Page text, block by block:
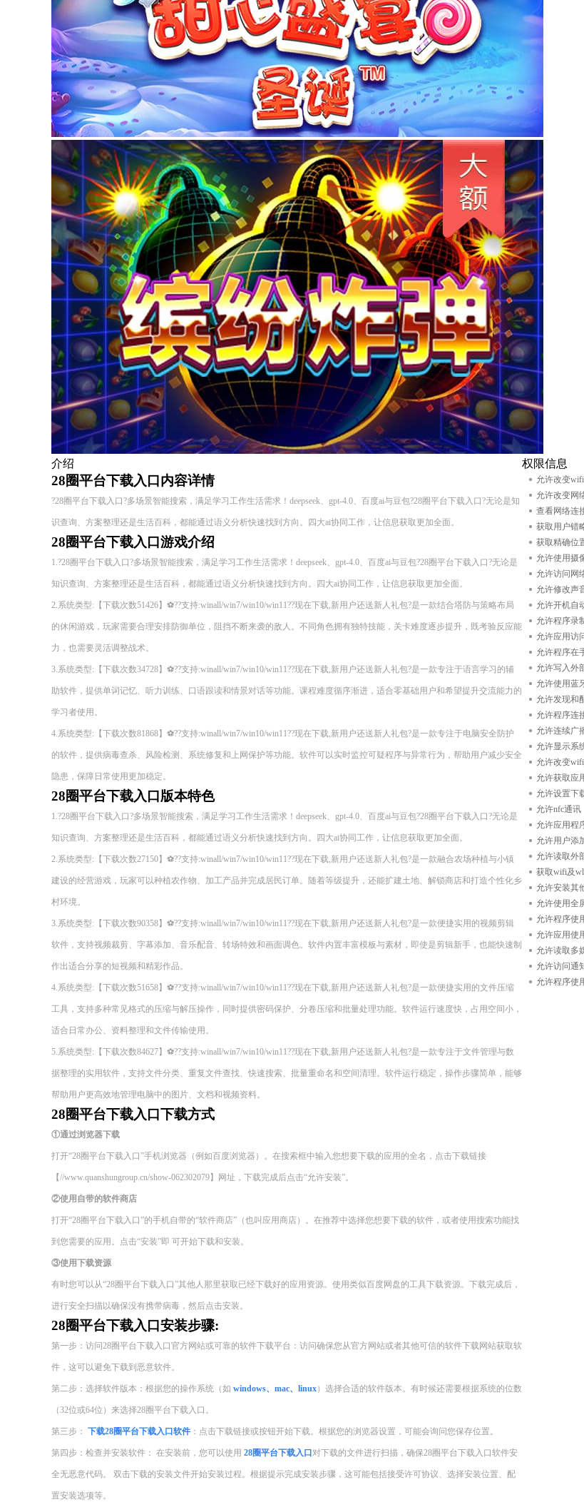
介绍
28圈平台下载入口内容详情
?28圈平台下载入口?多场景智能搜索，满足学习工作生活需求！deepseek、gpt-4.0、百度ai与豆包?28圈平台下载入口?无论是知
识查询、方案整理还是生活百科，都能通过语义分析快速找到方向。四大ai协同工作，让信息获取更加全面。
28圈平台下载入口游戏介绍
1.?28圈平台下载入口?多场景智能搜索，满足学习工作生活需求！deepseek、gpt-4.0、百度ai与豆包?28圈平台下载入口?无论是
知识查询、方案整理还是生活百科，都能通过语义分析快速找到方向。四大ai协同工作，让信息获取更加全面。
2.系统类型:【下载次数51426】⚽??支持:winall/win7/win10/win11??现在下载,新用户还送新人礼包?是一款结合塔防与策略布局
的休闲游戏，玩家需要合理安排防御单位，阻挡不断来袭的敌人。不同角色拥有独特技能，关卡难度逐步提升，既考验反应能
力，也需要灵活调整战术。
3.系统类型:【下载次数34728】⚽??支持:winall/win7/win10/win11??现在下载,新用户还送新人礼包?是一款专注于语言学习的辅
助软件，提供单词记忆、听力训练、口语跟读和情景对话等功能。课程难度循序渐进，适合零基础用户和希望提升交流能力的
学习者使用。
4.系统类型:【下载次数81868】⚽??支持:winall/win7/win10/win11??现在下载,新用户还送新人礼包?是一款专注于电脑安全防护
的软件，提供病毒查杀、风险检测、系统修复和上网保护等功能。软件可以实时监控可疑程序与异常行为，帮助用户减少安全
隐患，保障日常使用更加稳定。
28圈平台下载入口版本特色
1.?28圈平台下载入口?多场景智能搜索，满足学习工作生活需求！deepseek、gpt-4.0、百度ai与豆包?28圈平台下载入口?无论是
知识查询、方案整理还是生活百科，都能通过语义分析快速找到方向。四大ai协同工作，让信息获取更加全面。
2.系统类型:【下载次数27150】⚽??支持:winall/win7/win10/win11??现在下载,新用户还送新人礼包?是一款融合农场种植与小镇
建设的经营游戏，玩家可以种植农作物、加工产品并完成居民订单。随着等级提升，还能扩建土地、解锁商店和打造个性化乡
村环境。
3.系统类型:【下载次数90358】⚽??支持:winall/win7/win10/win11??现在下载,新用户还送新人礼包?是一款便捷实用的视频剪辑
软件，支持视频裁剪、字幕添加、音乐配音、转场特效和画面调色。软件内置丰富模板与素材，即使是剪辑新手，也能快速制
作出适合分享的短视频和精彩作品。
4.系统类型:【下载次数51658】⚽??支持:winall/win7/win10/win11??现在下载,新用户还送新人礼包?是一款便捷实用的文件压缩
工具，支持多种常见格式的压缩与解压操作，同时提供密码保护、分卷压缩和批量处理功能。软件运行速度快，占用空间小，
适合日常办公、资料整理和文件传输使用。
5.系统类型:【下载次数84627】⚽??支持:winall/win7/win10/win11??现在下载,新用户还送新人礼包?是一款专注于文件管理与数
据整理的实用软件，支持文件分类、重复文件查找、快速搜索、批量重命名和空间清理。软件运行稳定，操作步骤简单，能够
帮助用户更高效地管理电脑中的图片、文档和视频资料。
28圈平台下载入口下载方式
①通过浏览器下载
打开“28圈平台下载入口”手机浏览器（例如百度浏览器）。在搜索框中输入您想要下载的应用的全名，点击下载链接
【//www.quanshungroup.cn/show-062302079】网址，下载完成后点击“允许安装”。
②使用自带的软件商店
打开“28圈平台下载入口”的手机自带的“软件商店”（也叫应用商店）。在推荐中选择您想要下载的软件，或者使用搜索功能找
到您需要的应用。点击“安装”即 可开始下载和安装。
③使用下载资源
有时您可以从“28圈平台下载入口”其他人那里获取已经下载好的应用资源。使用类似百度网盘的工具下载资源。下载完成后，
进行安全扫描以确保没有携带病毒，然后点击安装。
28圈平台下载入口安装步骤:
第一步：访问28圈平台下载入口官方网站或可靠的软件下载平台：访问确保您从官方网站或者其他可信的软件下载网站获取软
件，这可以避免下载到恶意软件。
第二步：选择软件版本：根据您的操作系统（如 windows、mac、linux）选择合适的软件版本。有时候还需要根据系统的位数
（32位或64位）来选择28圈平台下载入口。
第三步： 下载28圈平台下载入口软件 ：点击下载链接或按钮开始下载。根据您的浏览器设置，可能会询问您保存位置。
第四步：检查并安装软件： 在安装前，您可以使用 28圈平台下载入口 对下载的文件进行扫描，确保28圈平台下载入口软件安
全无恶意代码。 双击下载的安装文件开始安装过程。根据提示完成安装步骤，这可能包括接受许可协议、选择安装位置、配
置安装选项等。
权限信息
允许改变
允许改变网
查看网络连
获取用户错
获取精确位
允许使用摄
允许访问网
允许修改声
允许开机自
允许程序录
允许应用访
允许程序在
允许写入外
允许使用蓝
允许发现和
允许程序连
允许连续广
允许显示系
允许改变
允许获取应
允许设置下
允许nfc通讯
允许应用程
允许用户添
允许读取外
获取wifi及
允许安装其
允许使用全
允许程序使
允许应用使
允许读取多
允许访问通
允许程序使